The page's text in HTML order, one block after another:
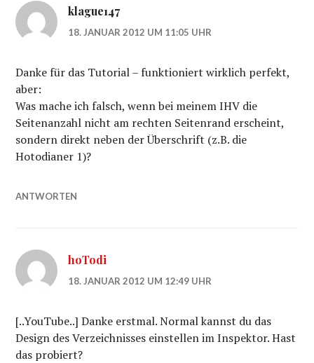
klague147
18. JANUAR 2012 UM 11:05 UHR
Danke für das Tutorial – funktioniert wirklich perfekt,
aber:
Was mache ich falsch, wenn bei meinem IHV die
Seitenanzahl nicht am rechten Seitenrand erscheint,
sondern direkt neben der Überschrift (z.B. die
Hotodianer 1)?
ANTWORTEN
hoTodi
18. JANUAR 2012 UM 12:49 UHR
[..YouTube..] Danke erstmal. Normal kannst du das
Design des Verzeichnisses einstellen im Inspektor. Hast
das probiert?